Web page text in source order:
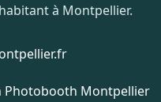
à Montpellier.
Photobooth Montpellier